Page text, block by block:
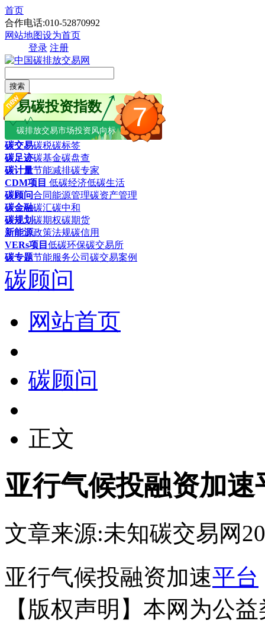
首页
合作电话:010-52870992
网站地图设为首页
登录 注册
搜索
7
易碳投资指数
碳排放交易市场投资风向标
碳交易碳税碳标签
碳足迹碳基金碳盘查
碳计量节能减排碳专家
CDM项目 低碳经济低碳生活
碳顾问合同能源管理碳资产管理
碳金融碳汇碳中和
碳规划碳期权碳期货
新能源政策法规碳信用
VERs项目 低碳环保碳交易所
碳专题节能服务公司 碳交易案例
碳顾问
网站首页
碳顾问
正文
亚行气候投融资加速
文章来源:未知碳交易网
亚行气候投融资加速平台
【版权声明】本网为公